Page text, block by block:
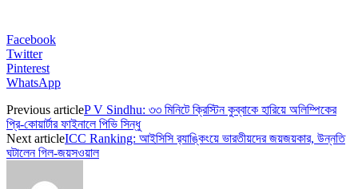
Facebook
Twitter
Pinterest
WhatsApp
Previous articleP V Sindhu: ৩৩ মিনিটে ক্রিস্টিন কুব্বাকে হারিয়ে অলিম্পিকের
প্রি-কোয়ার্টার ফাইনালে পিভি সিন্ধু
Next articleICC Ranking: আইসিসি র‍্যাঙ্কিংয়ে ভারতীয়দের জয়জয়কার, উন্নতি
ঘটালেন গিল-জয়সওয়াল